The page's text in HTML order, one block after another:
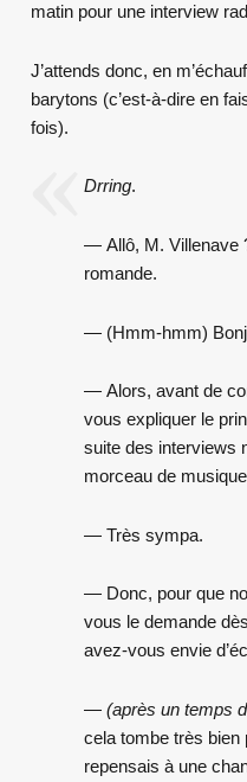
matin pour une interview
J’attends donc, en
barytons (c’est-à-dire en
fois).
Drring.
— Allô, M. Villenave
romande.
— (Hmm-hmm)
— Alors, avant de
vous expliquer le
suite des interviews
morceau de
— Très sympa.
— Donc, pour que
vous le demande
avez-vous envie
—(après un temps
cela tombe très bien
repensais à une